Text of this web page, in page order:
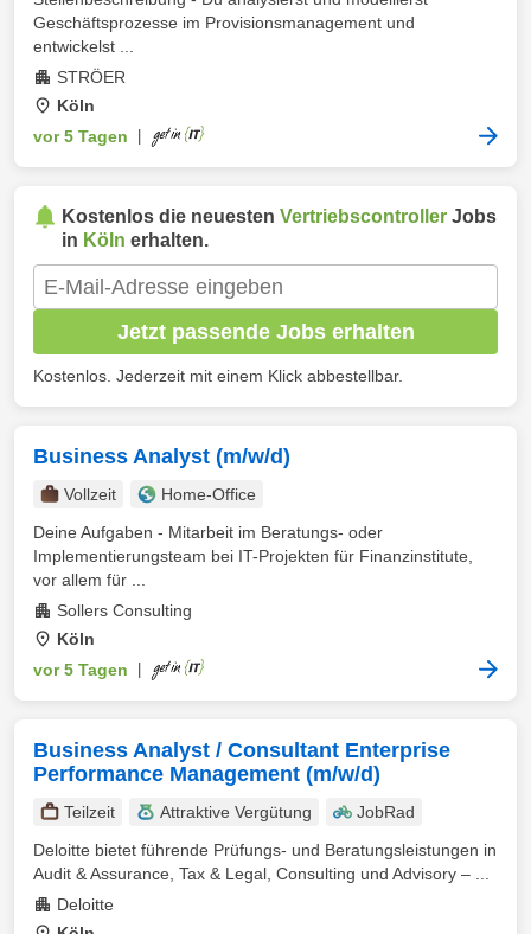
Geschäftsprozesse im Provisionsmanagement und
entwickelst ...
STRÖER
Köln
vor 5 Tagen
Kostenlos die neuesten Vertriebscontroller Jobs
in Köln erhalten.
Jetzt passende Jobs erhalten
Kostenlos. Jederzeit mit einem Klick abbestellbar.
Business Analyst (m/w/d)
Vollzeit
Home-Office
Deine Aufgaben - Mitarbeit im Beratungs- oder
Implementierungsteam bei IT-Projekten für Finanzinstitute,
vor allem für ...
Sollers Consulting
Köln
vor 5 Tagen
Business Analyst / Consultant Enterprise
Performance Management (m/w/d)
Teilzeit Attraktive Vergütung
JobRad
Deloitte bietet führende Prüfungs- und Beratungsleistungen in
Audit & Assurance, Tax & Legal, Consulting und Advisory – ...
Deloitte